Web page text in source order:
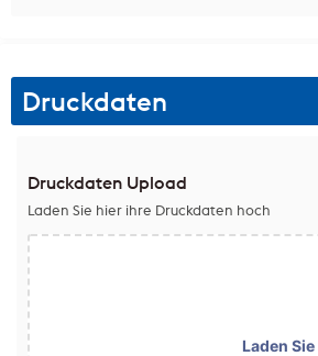
Druckdaten
Druckdaten Upload
Laden Sie hier ihre Druckdaten hoch
Laden